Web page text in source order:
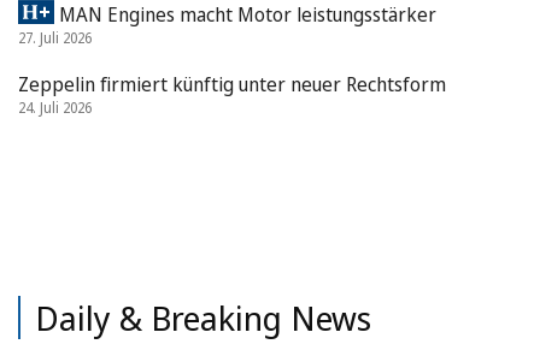
MAN Engines macht Motor leistungsstärker
27. Juli 2026
Zeppelin firmiert künftig unter neuer Rechtsform
24. Juli 2026
Daily & Breaking News